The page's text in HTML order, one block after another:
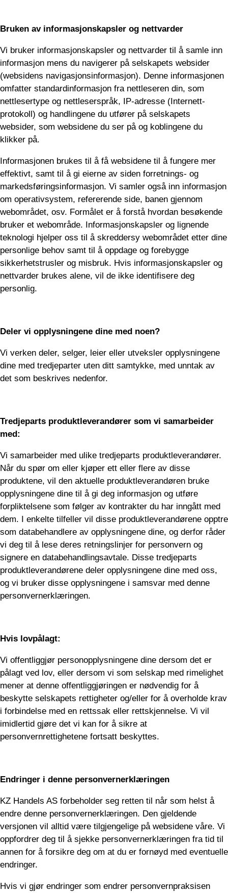
Bruken av informasjonskapsler og nettvarder
Vi bruker informasjonskapsler og nettvarder til å samle inn
informasjon mens du navigerer på selskapets websider
(websidens navigasjonsinformasjon). Denne informasjonen
omfatter standardinformasjon fra nettleseren din, som
nettlesertype og nettleserspråk, IP-adresse (Internett-
protokoll) og handlingene du utfører på selskapets
websider, som websidene du ser på og koblingene du
klikker på.
Informasjonen brukes til å få websidene til å fungere mer
effektivt, samt til å gi eierne av siden forretnings- og
markedsføringsinformasjon. Vi samler også inn informasjon
om operativsystem, refererende side, banen gjennom
webområdet, osv. Formålet er å forstå hvordan besøkende
bruker et webområde. Informasjonskapsler og lignende
teknologi hjelper oss til å skreddersy webområdet etter dine
personlige behov samt til å oppdage og forebygge
sikkerhetstrusler og misbruk. Hvis informasjonskapsler og
nettvarder brukes alene, vil de ikke identifisere deg
personlig.
Deler vi opplysningene dine med noen?
Vi verken deler, selger, leier eller utveksler opplysningene
dine med tredjeparter uten ditt samtykke, med unntak av
det som beskrives nedenfor.
Tredjeparts produktleverandører som vi samarbeider
med:
Vi samarbeider med ulike tredjeparts produktleverandører.
Når du spør om eller kjøper ett eller flere av disse
produktene, vil den aktuelle produktleverandøren bruke
opplysningene dine til å gi deg informasjon og utføre
forpliktelsene som følger av kontrakter du har inngått med
dem. I enkelte tilfeller vil disse produktleverandørene opptre
som databehandlere av opplysningene dine, og derfor råder
vi deg til å lese deres retningslinjer for personvern og
signere en databehandlingsavtale. Disse tredjeparts
produktleverandørene deler opplysningene dine med oss,
og vi bruker disse opplysningene i samsvar med denne
personvernerklæringen.
Hvis lovpålagt:
Vi offentliggjør personopplysningene dine dersom det er
pålagt ved lov, eller dersom vi som selskap med rimelighet
mener at denne offentliggjøringen er nødvendig for å
beskytte selskapets rettigheter og/eller for å overholde krav
i forbindelse med en rettssak eller rettskjennelse. Vi vil
imidlertid gjøre det vi kan for å sikre at
personvernrettighetene fortsatt beskyttes.
Endringer i denne personvernerklæringen
KZ Handels AS forbeholder seg retten til når som helst å
endre denne personvernerklæringen. Den gjeldende
versjonen vil alltid være tilgjengelige på websidene våre. Vi
oppfordrer deg til å sjekke personvernerklæringen fra tid til
annen for å forsikre deg om at du er fornøyd med eventuelle
endringer.
Hvis vi gjør endringer som endrer personvernpraksisen